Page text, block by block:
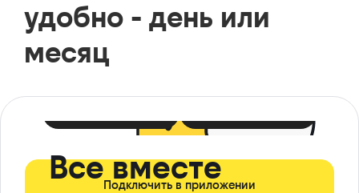
удобно - день или
месяц
Все вместе
Подключить в приложении